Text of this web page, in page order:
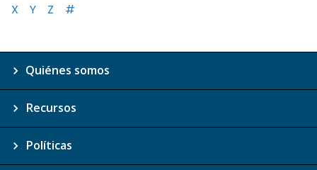
X
Y Z #
Quiénes somos
Recursos
Políticas